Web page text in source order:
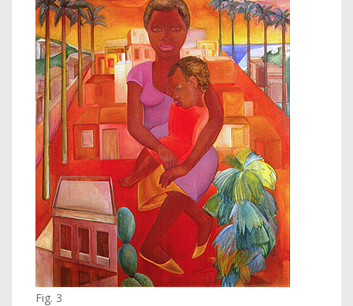
Fig. 3